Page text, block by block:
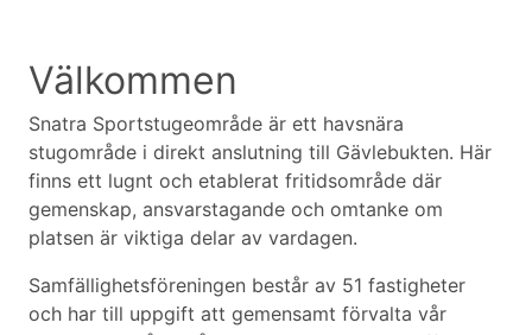
Välkommen
Snatra Sportstugeområde är ett havsnära
stugområde i direkt anslutning till Gävlebukten. Här
finns ett lugnt och etablerat fritidsområde där
gemenskap, ansvarstagande och omtanke om
platsen är viktiga delar av vardagen.
Samfällighetsföreningen består av 51 fastigheter
och har till uppgift att gemensamt förvalta vår